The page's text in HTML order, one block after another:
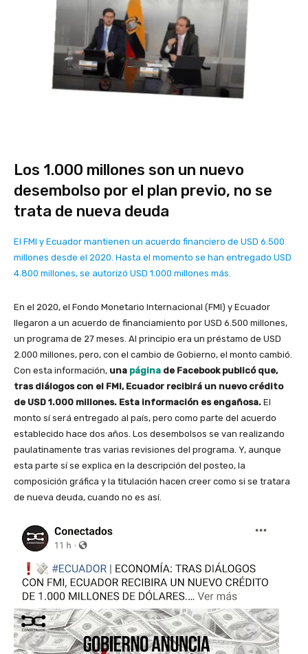
Los 1.000 millones son un nuevo
desembolso por el plan previo, no se
trata de nueva deuda
El FMI y Ecuador mantienen un acuerdo financiero de USD 6.500
millones desde el 2020. Hasta el momento se han entregado USD
4.800 millones, se autorizó USD 1.000 millones más.
En el 2020, el Fondo Monetario Internacional (FMI) y Ecuador
llegaron a un acuerdo de financiamiento por USD 6.500 millones,
un programa de 27 meses. Al principio era un préstamo de USD
2.000 millones, pero, con el cambio de Gobierno, el monto cambió.
Con esta información, una página de Facebook publicó que,
tras diálogos con el FMI, Ecuador recibirá un nuevo crédito
de USD 1.000 millones. Esta información es engañosa. El
monto sí será entregado al país, pero como parte del acuerdo
establecido hace dos años. Los desembolsos se van realizando
paulatinamente tras varias revisiones del programa. Y, aunque
esta parte sí se explica en la descripción del posteo, la
composición gráfica y la titulación hacen creer como si se tratara
de nueva deuda, cuando no es así.